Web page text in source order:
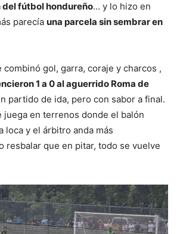
del fútbol hondureño… y lo hizo en
parecía una parcela sin sembrar en
combinó gol, garra, coraje y charcos ,
1 a 0 al aguerrido Roma de
partido de ida, pero con sabor a final.
juega en terrenos donde el balón
loca y el árbitro anda más
resbalar que en pitar, todo se vuelve